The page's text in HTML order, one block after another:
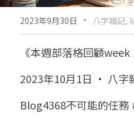
後天派陽宅
黃金會員專區
八字雜記
心靈成長
人氣最高
試閱專區
Podcast聽書
團隊訓練營
八字視頻
線上學苑
八字初階班1
八字初階班2
命理商城
八字完整班
我的著作
2023年9月30日 · 八字雜記,
《本週部落格回顧week
2023年10月1日 · 八字
Blog4368不可能的任務